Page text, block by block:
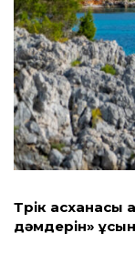
Түрік
дәмдерін»